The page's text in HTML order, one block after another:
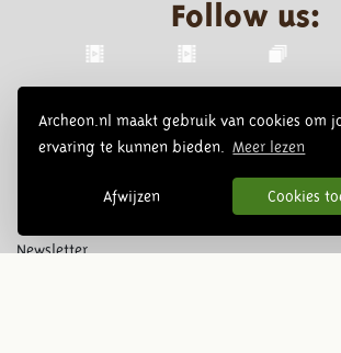
Archeon.nl maakt gebruik van cookies om
ervaring te kunnen bieden.
Meer lezen
Afwijzen Cookies
Follow us:
Newsletter